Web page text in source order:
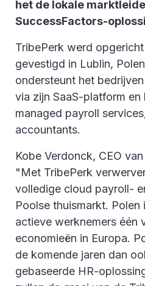
het de lokale
SuccessFactors-
TribePerk werd
gevestigd in Lublin,
ondersteunt het
via zijn SaaS-platform
managed payroll
accountants.
Kobe Verdonck, CEO
"Met TribePerk
volledige cloud payroll-
Poolse thuismarkt. Polen
actieve werknemers één
economieën in Europa.
de komende jaren dan
gebaseerde HR-